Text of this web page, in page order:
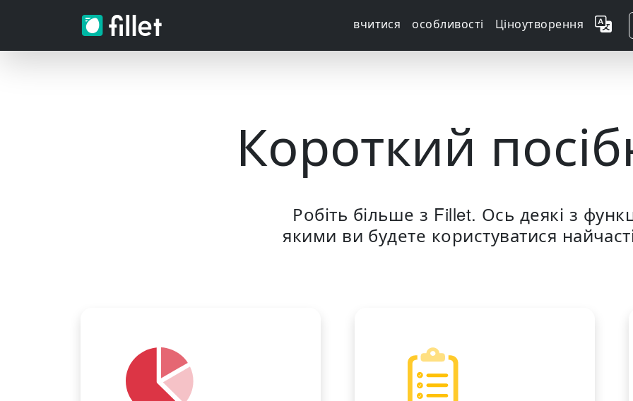
вчитися особливості Ціноутворення
Короткий
Робіть більше з Fillet. Ось деякі з
якими ви будете користуватися